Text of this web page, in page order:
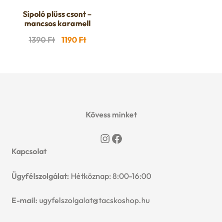
Sípoló plüss csont –
mancsos karamell
1390Ft Original
1190 FtCurrent
Kövess minket
Instagram
Facebook
Kapcsolat
Ügyfélszolgálat: Hétköznap: 8:00-16:00
E-mail: ugyfelszolgalat@tacskoshop.hu